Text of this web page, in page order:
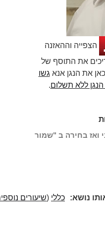
וההאזנה
את התוסף של
את הנגן אנאגשו
ללא תשלום.
בחירה ב "שמור
נושא: כללי(שיעורים נוספים)